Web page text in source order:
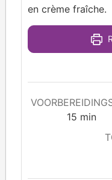
en crème fraîche.
15 min